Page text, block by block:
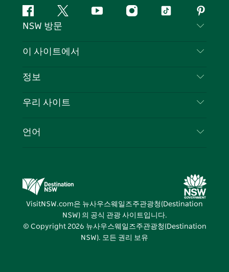
페
이
북
지
다
유
인
틱
핀
터
스
NSW 방문
문의하기
쿠키 고지
이 사이트에서
목적지
이벤트
정보
여행 정보
뉴사우스웨일즈주 의 사업
우리 사이트
뉴사우스웨일즈주관광청(Destination NSW) 미디
어 센터
비비드 시드니(Vivid Sydney)
언어
VisitNSW.com은 뉴사우스웨일즈주관광청(Destination
NSW) 의 공식 관광 사이트입니다.
© Copyright 2026 뉴사우스웨일즈주관광청(Destination
NSW). 모든 권리 보유